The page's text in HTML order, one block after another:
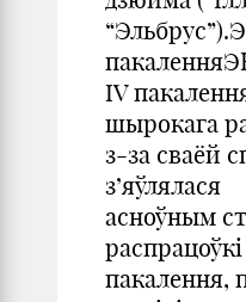
IV
шырокага
з-за сваёй
з’яўлялася
асноўным
пакалення,